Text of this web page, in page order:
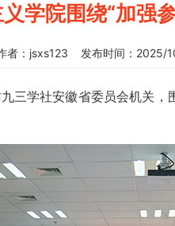
学院围绕“加强
者：jsxs123 发布时间：2025/
三学社安徽省委员会机关